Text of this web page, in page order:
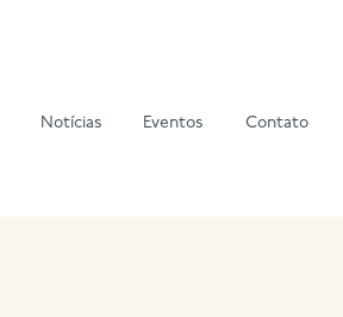
Notícias Eventos Contato